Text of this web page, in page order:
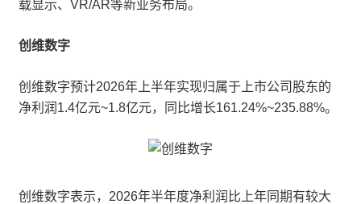
载显示、VR/AR等新业务布局。
创维数字
创维数字预计2026年上半年实现归属于上市公司股东的
净利润1.4亿元~1.8亿元，同比增长161.24%~235.88%。
创维数字表示，2026年半年度净利润比上年同期有较大